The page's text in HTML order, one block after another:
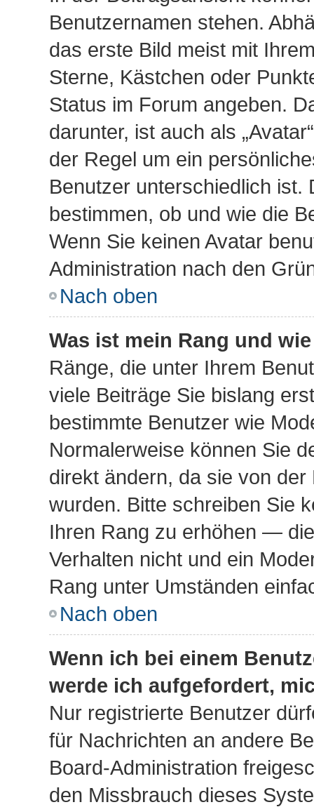
Benutzernamen stehen.
das erste Bild meist mit
Sterne, Kästchen oder
Status im Forum angeben.
darunter, ist auch als
der Regel um ein
Benutzer unterschiedlich ist.
bestimmen, ob und wie die
Wenn Sie keinen Avatar
Administration nach den
Nach oben
Was ist mein Rang und
Ränge, die unter Ihrem
viele Beiträge Sie bislang
bestimmte Benutzer wie
Normalerweise können Sie
direkt ändern, da sie von
wurden. Bitte schreiben Sie
Ihren Rang zu erhöhen —
Verhalten nicht und ein
Rang unter Umständen
Nach oben
Wenn ich bei einem
werde ich aufgefordert,
Nur registrierte Benutzer
für Nachrichten an andere
Board-Administration
den Missbrauch dieses